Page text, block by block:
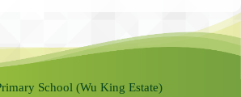
School (Wu King Estate)